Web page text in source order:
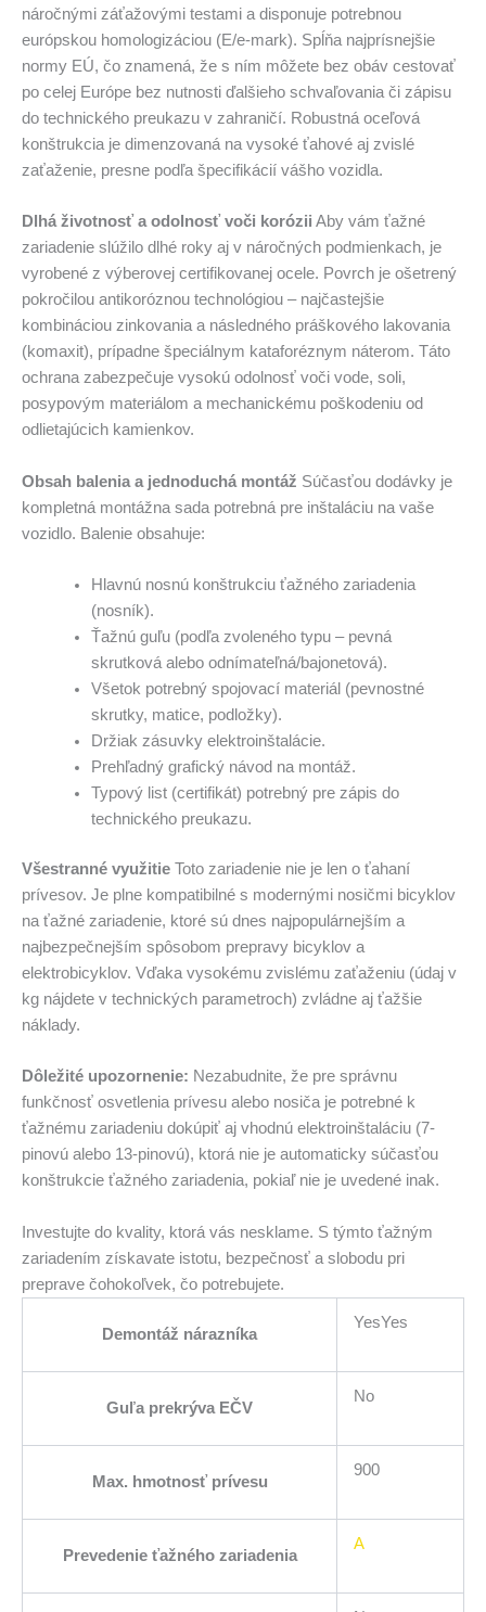
náročnými záťažovými testami a disponuje potrebnou
európskou homologizáciou (E/e-mark). Spĺňa najprísnejšie
normy EÚ, čo znamená, že s ním môžete bez obáv cestovať
po celej Európe bez nutnosti ďalšieho schvaľovania či zápisu
do technického preukazu v zahraničí. Robustná oceľová
konštrukcia je dimenzovaná na vysoké ťahové aj zvislé
zaťaženie, presne podľa špecifikácií vášho vozidla.
Dlhá životnosť a odolnosť voči korózii Aby vám ťažné
zariadenie slúžilo dlhé roky aj v náročných podmienkach, je
vyrobené z výberovej certifikovanej ocele. Povrch je ošetrený
pokročilou antikoróznou technológiou – najčastejšie
kombináciou zinkovania a následného práškového lakovania
(komaxit), prípadne špeciálnym kataforéznym náterom. Táto
ochrana zabezpečuje vysokú odolnosť voči vode, soli,
posypovým materiálom a mechanickému poškodeniu od
odlietajúcich kamienkov.
Obsah balenia a jednoduchá montáž Súčasťou dodávky je
kompletná montážna sada potrebná pre inštaláciu na vaše
vozidlo. Balenie obsahuje:
Hlavnú nosnú konštrukciu ťažného zariadenia
(nosník).
Ťažnú guľu (podľa zvoleného typu – pevná
skrutková alebo odnímateľná/bajonetová).
Všetok potrebný spojovací materiál (pevnostné
skrutky, matice, podložky).
Držiak zásuvky elektroinštalácie.
Prehľadný grafický návod na montáž.
Typový list (certifikát) potrebný pre zápis do
technického preukazu.
Všestranné využitie Toto zariadenie nie je len o ťahaní
prívesov. Je plne kompatibilné s modernými nosičmi bicyklov
na ťažné zariadenie, ktoré sú dnes najpopulárnejším a
najbezpečnejším spôsobom prepravy bicyklov a
elektrobicyklov. Vďaka vysokému zvislému zaťaženiu (údaj v
kg nájdete v technických parametroch) zvládne aj ťažšie
náklady.
Dôležité upozornenie: Nezabudnite, že pre správnu
funkčnosť osvetlenia prívesu alebo nosiča je potrebné k
ťažnému zariadeniu dokúpiť aj vhodnú elektroinštaláciu (7-
pinovú alebo 13-pinovú), ktorá nie je automaticky súčasťou
konštrukcie ťažného zariadenia, pokiaľ nie je uvedené inak.
Investujte do kvality, ktorá vás nesklame. S týmto ťažným
zariadením získavate istotu, bezpečnosť a slobodu pri
preprave čohokoľvek, čo potrebujete.
Demontáž nárazníka
YesYes
Guľa prekrýva EČV
No
Max. hmotnosť prívesu
900
Prevedenie ťažného zariadenia
A